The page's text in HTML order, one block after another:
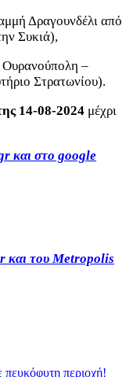
Δραγουνδέλι από
Συκιά),
Ουρανούπολη –
Στρατωνίου).
14-08-2024 μέχρι
και στο google
και του Metropolis
περιοχή!